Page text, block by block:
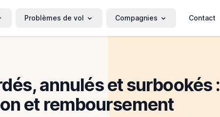
Problèmes de vol Compagnies Contact
annulés et surbookés :
et remboursement